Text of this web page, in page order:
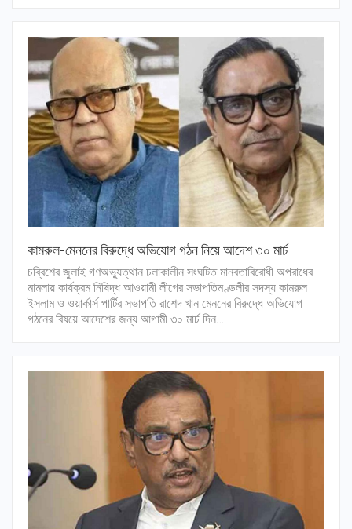
কামরুল-মেননের বিরুদ্ধে অভিযোগ গঠন নিয়ে আদেশ ৩০ মার্চ
চব্বিশের জুলাই গণঅভ্যুত্থান চলাকালীন সংঘটিত মানবতাবিরোধী অপরাধের
মামলায় কার্যক্রম নিষিদ্ধ আওয়ামী লীগের সভাপতিমণ্ডলীর সদস্য কামরুল
ইসলাম ও ওয়ার্কার্স পার্টির সভাপতি রাশেদ খান মেননের বিরুদ্ধে অভিযোগ
গঠনের বিষয়ে আদেশের জন্য আগামী ৩০ মার্চ দিন…